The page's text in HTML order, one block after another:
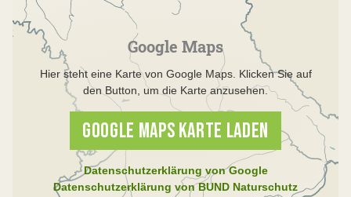
Google Maps
Hier steht eine Karte von Google Maps. Klicken Sie auf
den Button, um die Karte anzusehen.
GOOGLE MAPS KARTE LADEN
Datenschutzerklärung von Google
Datenschutzerklärung von BUND Naturschutz